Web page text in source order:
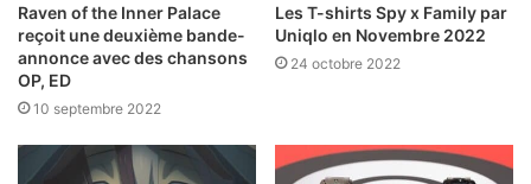
Raven of the Inner Palace
reçoit une deuxième bande-
annonce avec des chansons
OP, ED
10 septembre 2022
Les T-shirts Spy x Family par
Uniqlo en Novembre 2022
24 octobre 2022